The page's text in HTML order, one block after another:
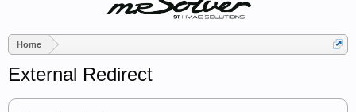
Home
External Redirect